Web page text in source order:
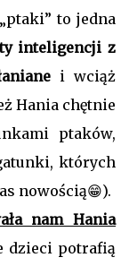
to jedna
inteligencji z
i wciąż
Hania chętnie
ptaków,
których
nowością😁).
nam Hania
dzieci potrafią